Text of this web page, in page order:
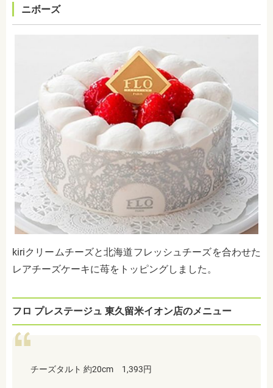
ニボーズ
kiriクリームチーズと北海道フレッシュチーズを合わせた
レアチーズケーキに苺をトッピングしました。
フロ プレステージュ 東久留米イオン店のメニュー
チーズタルト 約20cm 1,393円